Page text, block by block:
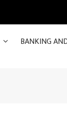
BANKING